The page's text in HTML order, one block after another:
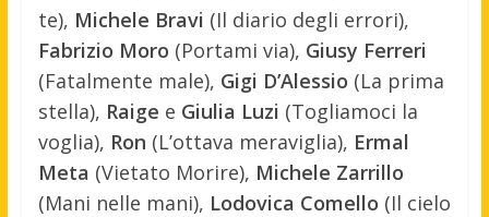
te), Michele Bravi (Il diario degli errori),
Fabrizio Moro (Portami via), Giusy Ferreri
(Fatalmente male), Gigi D’Alessio (La prima
stella), Raige e Giulia Luzi (Togliamoci la
voglia), Ron (L’ottava meraviglia), Ermal
Meta (Vietato Morire), Michele Zarrillo
(Mani nelle mani), Lodovica Comello (Il cielo